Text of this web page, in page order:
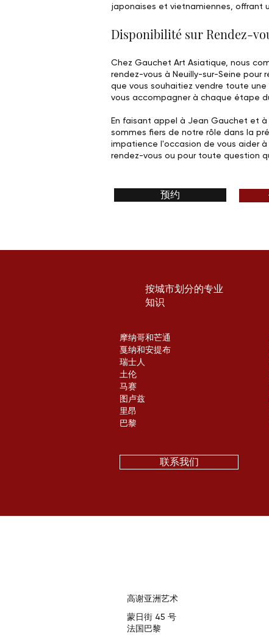
japonaises et vietnamiennes, offrant
Disponibilité sur Rendez-
Chez Gauchet Art Asiatique, nous
rendez-vous à Neuilly-sur-Seine pour
que vous souhaitiez vendre toute
vous accompagner à chaque étape
En faisant appel à Jean Gauchet et
sommes fiers de notre rôle dans la
impatience l'occasion de vous aider
rendez-vous ou pour toute question
预约
按城市划分的专业
知识
摩纳哥和芒通
戛纳和安提布
瑞士人
土伦
马赛
图卢兹
里昂
巴黎
联系我们
高谢亚洲艺术
蒙日街 45 号
法国巴黎